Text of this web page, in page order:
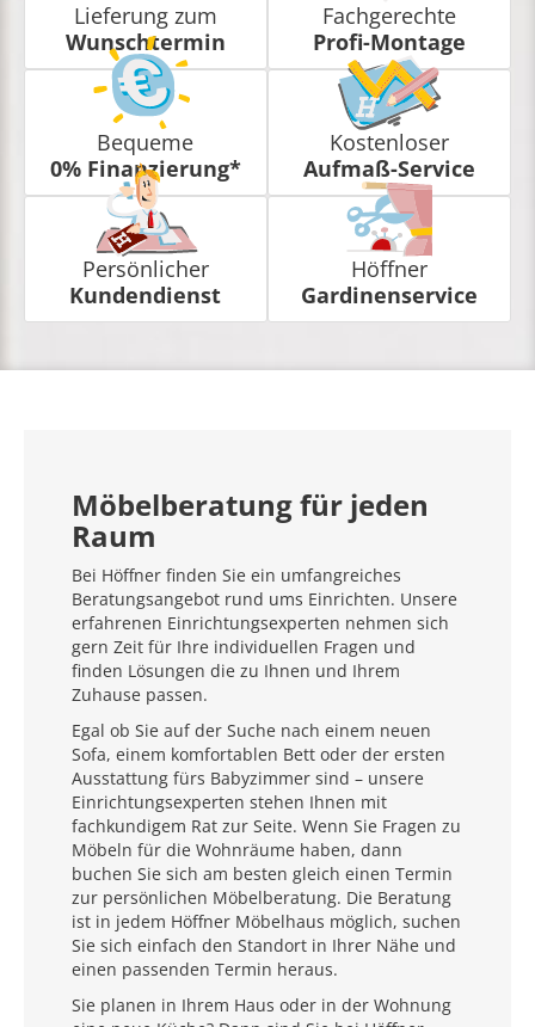
Lieferung zum
Wunschtermin
Fachgerechte
Profi-Montage
Bequeme
0% Finanzierung*
Kostenloser
Aufmaß-Service
Persönlicher
Kundendienst
Höffner
Gardinenservice
Möbelberatung für jeden
Raum
Bei Höffner finden Sie ein umfangreiches
Beratungsangebot rund ums Einrichten. Unsere
erfahrenen Einrichtungsexperten nehmen sich
gern Zeit für Ihre individuellen Fragen und
finden Lösungen die zu Ihnen und Ihrem
Zuhause passen.
Egal ob Sie auf der Suche nach einem neuen
Sofa, einem komfortablen Bett oder der ersten
Ausstattung fürs Babyzimmer sind – unsere
Einrichtungsexperten stehen Ihnen mit
fachkundigem Rat zur Seite. Wenn Sie Fragen zu
Möbeln für die Wohnräume haben, dann
buchen Sie sich am besten gleich einen Termin
zur persönlichen Möbelberatung. Die Beratung
ist in jedem Höffner Möbelhaus möglich, suchen
Sie sich einfach den Standort in Ihrer Nähe und
einen passenden Termin heraus.
Sie planen in Ihrem Haus oder in der Wohnung